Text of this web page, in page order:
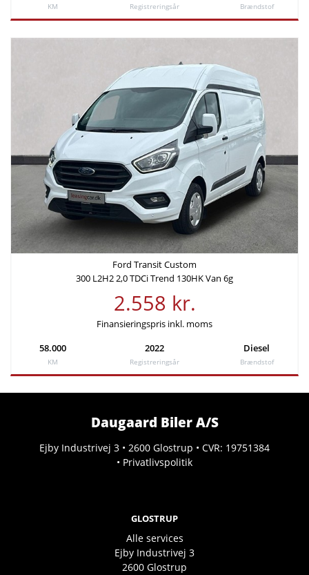
KM Registreringsår Brændstof
Ford Transit Custom
300 L2H2 2,0 TDCi Trend 130HK Van 6g
2.558 kr.
Finansieringspris inkl. moms
58.000
KM
2022
Registreringsår
Diesel
Brændstof
Daugaard Biler A/S
Ejby Industrivej 3 • 2600 Glostrup • CVR: 19751384
• Privatlivspolitik
GLOSTRUP
Alle services
Ejby Industrivej 3
2600 Glostrup